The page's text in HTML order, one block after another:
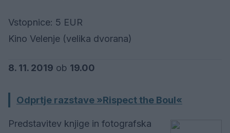
Vstopnice: 5 EUR
Kino Velenje (velika dvorana)
8. 11. 2019 ob 19.00
Odprtje razstave »Rispect the Boul«
Predstavitev knjige in fotografska